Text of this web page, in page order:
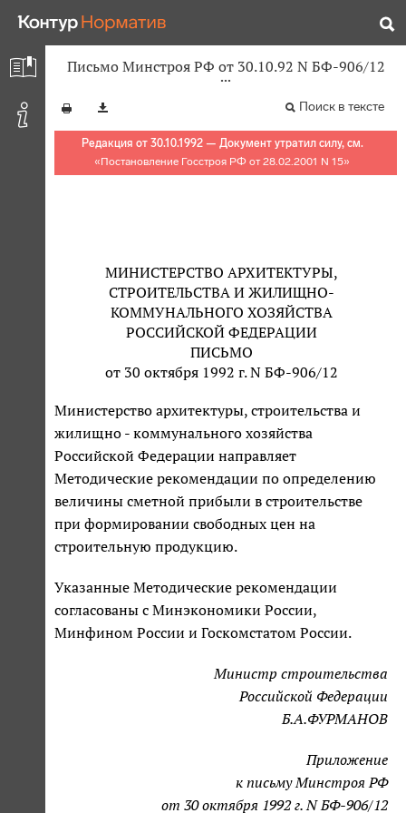
Письмо Минстроя РФ от 30.10.92 N БФ-906/12
Поиск в тексте
Редакция от 30.10.1992 — Документ утратил силу, см.
«Постановление Госстроя РФ от 28.02.2001 N 15»
МИНИСТЕРСТВО АРХИТЕКТУРЫ,
СТРОИТЕЛЬСТВА И ЖИЛИЩНО-
КОММУНАЛЬНОГО ХОЗЯЙСТВА
РОССИЙСКОЙ ФЕДЕРАЦИИ
ПИСЬМО
от 30 октября 1992 г. N БФ-906/12
Министерство архитектуры, строительства и
жилищно - коммунального хозяйства
Российской Федерации направляет
Методические рекомендации по определению
величины сметной прибыли в строительстве
при формировании свободных цен на
строительную продукцию.
Указанные Методические рекомендации
согласованы с Минэкономики России,
Минфином России и Госкомстатом России.
Министр строительства
Российской Федерации
Б.А.ФУРМАНОВ
Приложение
к письму Минстроя РФ
от 30 октября 1992 г. N БФ-906/12